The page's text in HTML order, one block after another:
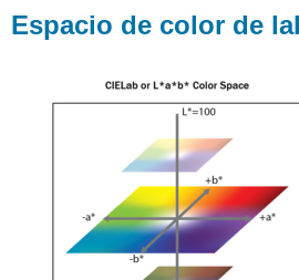
Espacio de color de